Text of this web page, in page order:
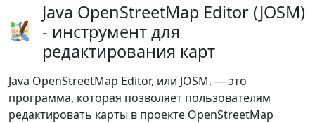
Java OpenStreetMap Editor (JOSM)
- инструмент для
редактирования карт
Java OpenStreetMap Editor, или JOSM, — это
программа, которая позволяет пользователям
редактировать карты в проекте OpenStreetMap